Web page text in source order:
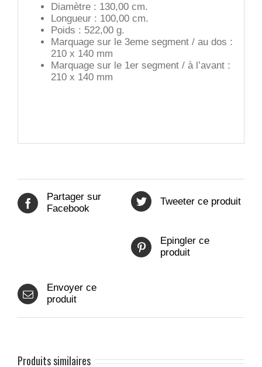
Diamètre : 130,00 cm.
Longueur : 100,00 cm.
Poids : 522,00 g.
Marquage sur le 3eme segment / au dos :
210 x 140 mm
Marquage sur le 1er segment / à l’avant :
210 x 140 mm
Partager sur
Facebook
Tweeter ce produit
Epingler ce
produit
Envoyer ce
produit
Produits similaires